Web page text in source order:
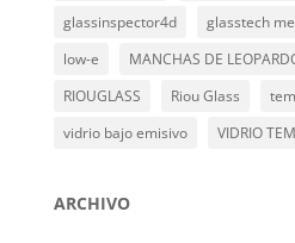
glassinspector4d
glasstech
low-e
MANCHAS DE
RIOUGLASS
Riou Glass
vidrio bajo emisivo
VIDRIO
ARCHIVO